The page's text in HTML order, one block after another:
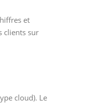
et
clients sur
cloud). Le